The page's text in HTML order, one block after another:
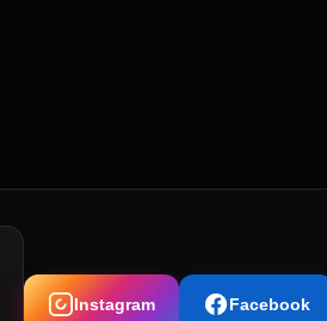
Instagram Facebook